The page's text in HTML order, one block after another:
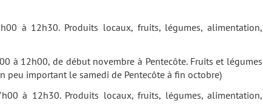
à 12h30. Produits locaux, fruits, légumes, alimentation,
à 12h00, de début novembre à Pentecôte. Fruits et légumes
peu important le samedi de Pentecôte à fin octobre)
à 12h30. Produits locaux, fruits, légumes, alimentation,